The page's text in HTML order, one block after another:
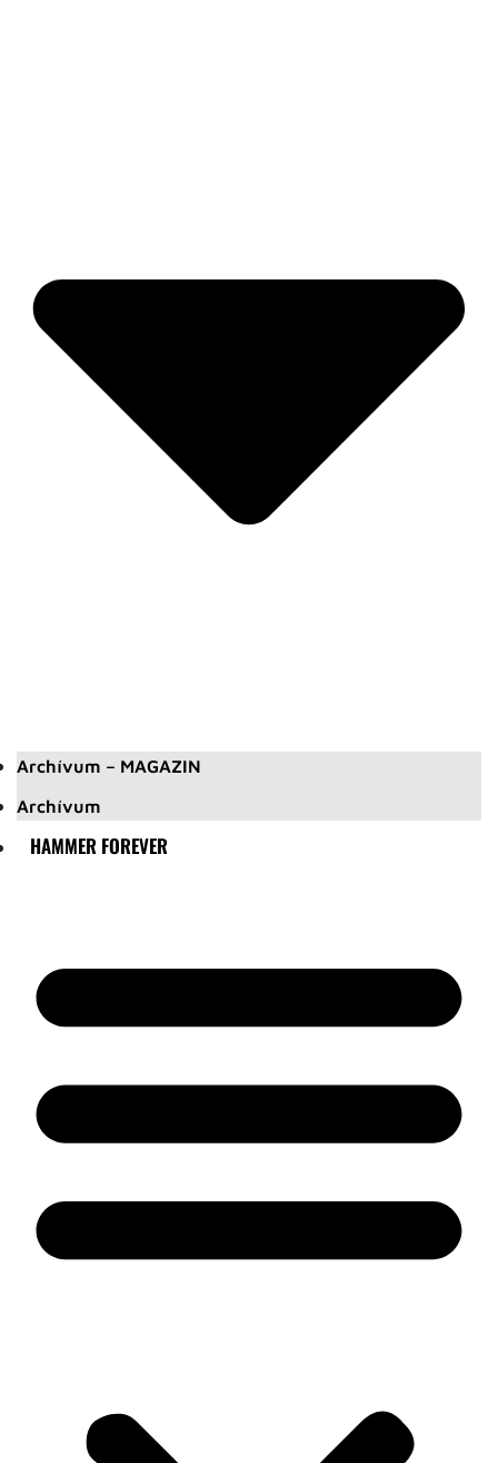
Archívum – MAGAZIN
Archívum
HAMMER FOREVER